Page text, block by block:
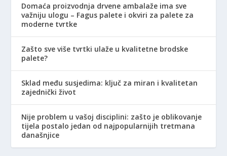
Domaća proizvodnja drvene ambalaže ima sve
važniju ulogu – Fagus palete i okviri za palete za
moderne tvrtke
Zašto sve više tvrtki ulaže u kvalitetne brodske
palete?
Sklad među susjedima: ključ za miran i kvalitetan
zajednički život
Nije problem u vašoj disciplini: zašto je oblikovanje
tijela postalo jedan od najpopularnijih tretmana
današnjice